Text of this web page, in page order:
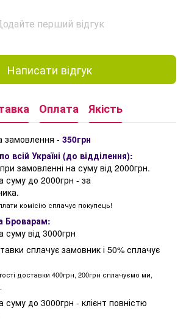
перший відгук
Написати відгук
Оплата Якість
замовлення - 350грн
Україні (до відділення):
замовленні на суму від 2000грн.
суму до 2000грн - за
комісію сплачує покупець!
Броварам:
суму від 3000грн
сплачує замовник і 50% сплачує
доставки 400грн, 200грн сплачуємо ми,
суму до 3000грн - клієнт повністю